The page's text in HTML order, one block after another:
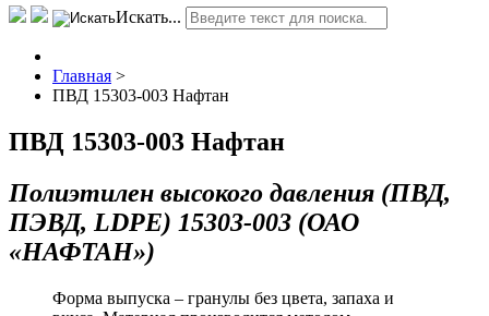
Искать...
Главная >
ПВД 15303-003 Нафтан
ПВД 15303-003 Нафтан
Полиэтилен высокого давления (ПВД,
ПЭВД, LDPE) 15303-003 (ОАО
«НАФТАН»)
Форма выпуска – гранулы без цвета, запаха и